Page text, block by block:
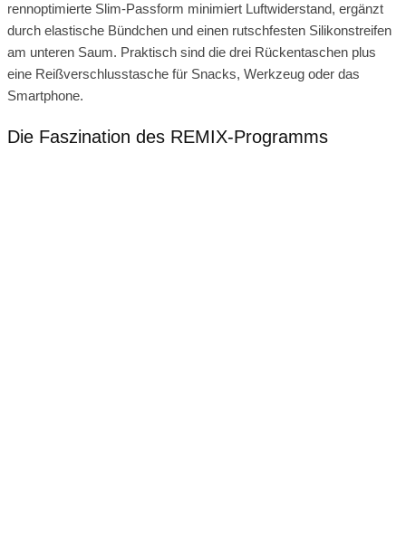
rennoptimierte Slim-Passform minimiert Luftwiderstand, ergänzt
durch elastische Bündchen und einen rutschfesten Silikonstreifen
am unteren Saum. Praktisch sind die drei Rückentaschen plus
eine Reißverschlusstasche für Snacks, Werkzeug oder das
Smartphone.
Die Faszination des REMIX-Programms